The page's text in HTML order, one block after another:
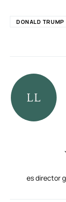
DONALD TRUMP
es director